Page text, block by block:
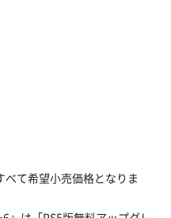
て希望小売価格となりま